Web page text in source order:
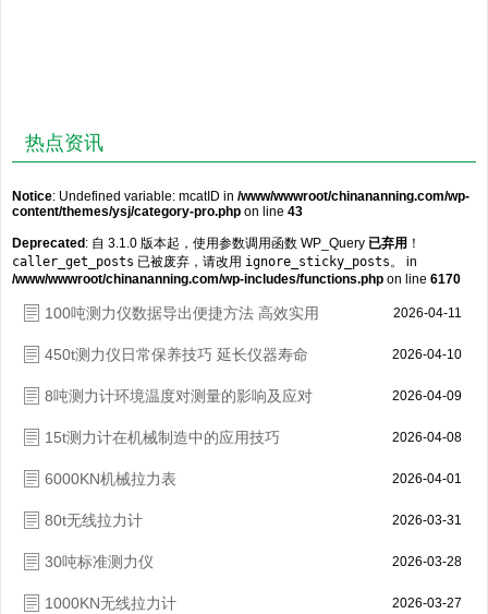
热点资讯
Notice: Undefined variable: mcatID in /www/wwwroot/chinananning.com/wp-
content/themes/ysj/category-pro.php on line 43
Deprecated : 自 3.1.0 版本起，使用参数调用函数 WP_Query 已弃用 ！
caller_get_posts 已被废弃，请改用 ignore_sticky_posts。 in
/www/wwwroot/chinananning.com/wp-includes/functions.php on line 6170
100吨测力仪数据导出便捷方法 高效实用 2026-04-11
450t测力仪日常保养技巧 延长仪器寿命 2026-04-10
8吨测力计环境温度对测量的影响及应对 2026-04-09
15t测力计在机械制造中的应用技巧 2026-04-08
6000KN机械拉力表 2026-04-01
80t无线拉力计 2026-03-31
30吨标准测力仪 2026-03-28
1000KN无线拉力计 2026-03-27